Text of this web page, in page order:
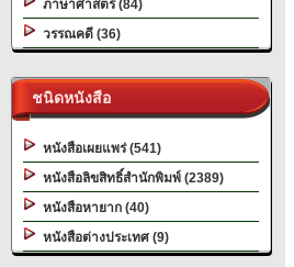
ภาษาศาสตร์ (84)
วรรณคดี (36)
ชนิดหนังสือ
หนังสือเผยแพร่ (541)
หนังสือลิขสิทธิ์สำนักพิมพ์ (2389)
หนังสือหายาก (40)
หนังสือต่างประเทศ (9)